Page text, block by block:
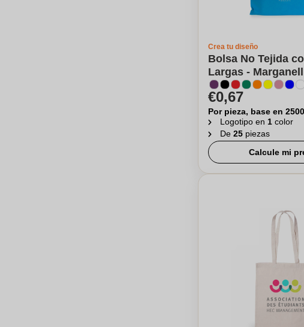
Crea tu diseño
Bolsa No Tejida
Largas - Marganell
€0,67
Por pieza, base en
Logotipo en 1 color
De 25 piezas
Calcule mi